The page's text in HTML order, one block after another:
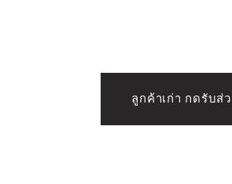
ลูกค้าเก่า กดรับส่